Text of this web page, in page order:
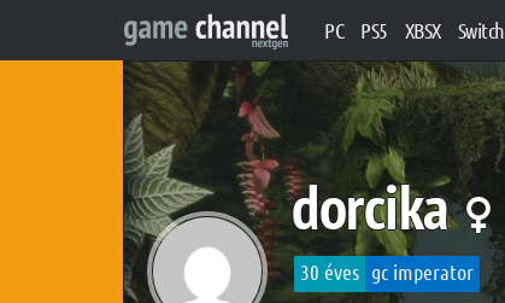
PC PS5 XBSX Switch
dorcika
30 éves gc imperator